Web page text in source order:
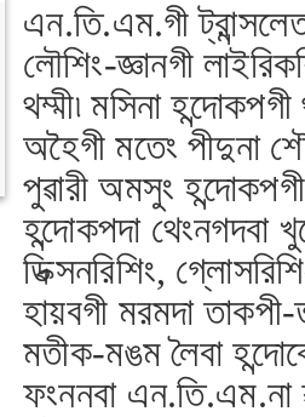
এন.তি.এম.গী
লৌশিং-জ্ঞানগী
থম্মী৷ মসিনা
অহৈগী মতেং পীদুনা
পুৱারী অমসুং
হন্দোকপদা থেংনগদবা
ডিক্সনরিশিং,
হায়বগী মরমদা
মতীক-মঙম লৈবা
ফংননবা এন.তি.এম.না